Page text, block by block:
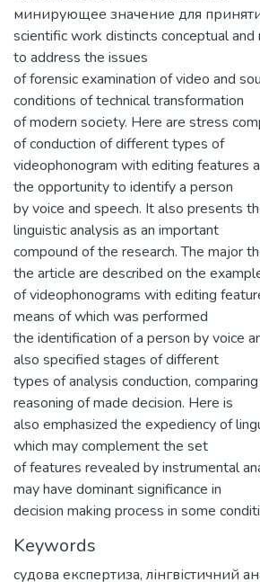
минирующее значение для
scientific work distincts conceptual
to address the issues
of forensic examination of video and
conditions of technical transformation
of modern society. Here are stress
of conduction of different types of
videophonogram with editing features
the opportunity to identify a person
by voice and speech. It also presents
linguistic analysis as an important
compound of the research. The major
the article are described on the
of videophonograms with editing
means of which was performed
the identification of a person by voice
also specified stages of different
types of analysis conduction,
reasoning of made decision. Here is
also emphasized the expediency of
which may complement the set
of features revealed by instrumental
may have dominant significance in
decision making process in some
Keywords
судова експертиза, лінгвістичний